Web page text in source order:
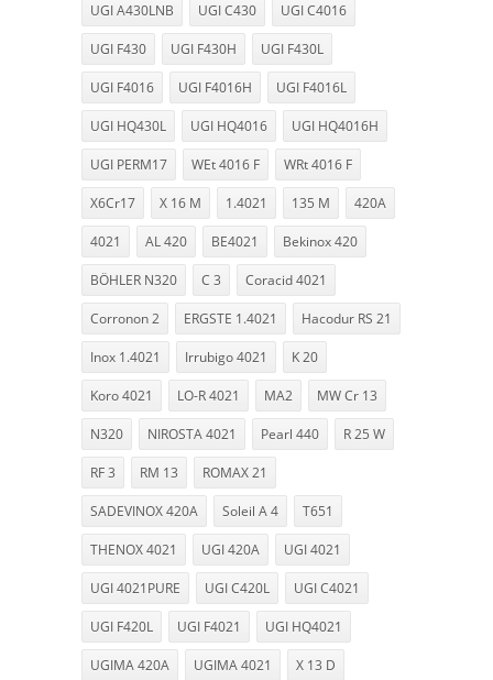
UGI A430LNB UGI C430 UGI C4016
UGI F430 UGI F430H UGI F430L
UGI F4016 UGI F4016H UGI F4016L
UGI HQ430L UGI HQ4016 UGI HQ4016H
UGI PERM17 WEt 4016 F WRt 4016 F
X6Cr17 X 16 M 1.4021 135 M 420A
4021 AL 420 BE4021 Bekinox 420
BÖHLER N320 C 3 Coracid 4021
Corronon 2 ERGSTE 1.4021 Hacodur RS 21
Inox 1.4021 Irrubigo 4021 K 20
Koro 4021 LO-R 4021 MA2 MW Cr 13
N320 NIROSTA 4021 Pearl 440 R 25 W
RF 3 RM 13 ROMAX 21
SADEVINOX 420A Soleil A 4 T651
THENOX 4021 UGI 420A UGI 4021
UGI 4021PURE UGI C420L UGI C4021
UGI F420L UGI F4021 UGI HQ4021
UGIMA 420A UGIMA 4021 X 13 D